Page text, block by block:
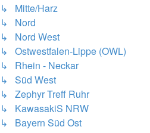
↳ Mitte/Harz
↳ Nord
↳ Nord West
↳ Ostwestfalen-Lippe (OWL)
↳ Rhein - Neckar
↳ Süd West
↳ Zephyr Treff Ruhr
↳ KawasakiS NRW
↳ Bayern Süd Ost